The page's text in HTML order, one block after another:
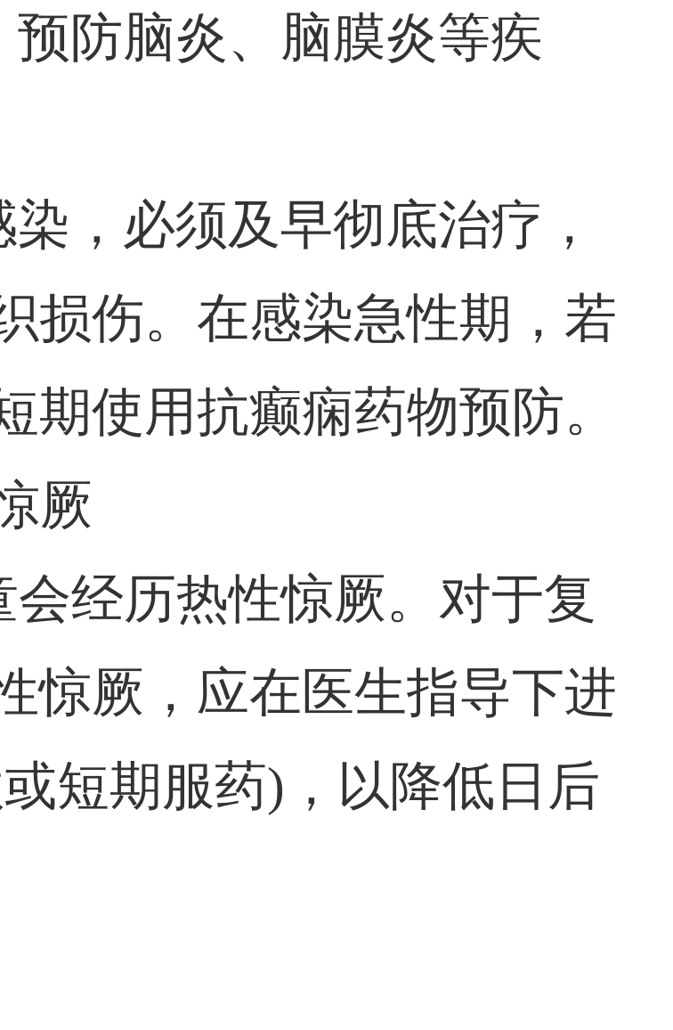
防脑炎、脑膜炎等疾
，必须及早彻底治疗，
损伤。在感染急性期，若
期使用抗癫痫药物预防。
厥
会经历热性惊厥。对于复
惊厥，应在医生指导下进
短期服药)，以降低日后